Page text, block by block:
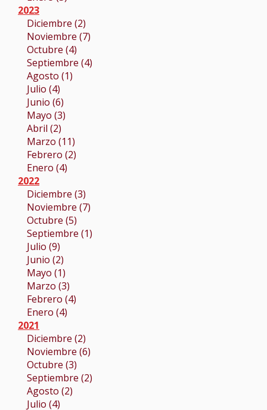
2023
Diciembre (2)
Noviembre (7)
Octubre (4)
Septiembre (4)
Agosto (1)
Julio (4)
Junio (6)
Mayo (3)
Abril (2)
Marzo (11)
Febrero (2)
Enero (4)
2022
Diciembre (3)
Noviembre (7)
Octubre (5)
Septiembre (1)
Julio (9)
Junio (2)
Mayo (1)
Marzo (3)
Febrero (4)
Enero (4)
2021
Diciembre (2)
Noviembre (6)
Octubre (3)
Septiembre (2)
Agosto (2)
Julio (4)